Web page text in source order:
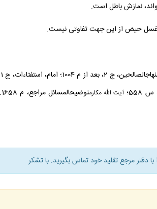
بعد از م 1004؛ امام، استفتاءات، ج 1 روزه، س 31 ؛
آيت الله مكارمتوضيح‏المسائل مراجع، م 1658.
دفتر مرجع تقليد خود تماس بگيريد. با تشكر